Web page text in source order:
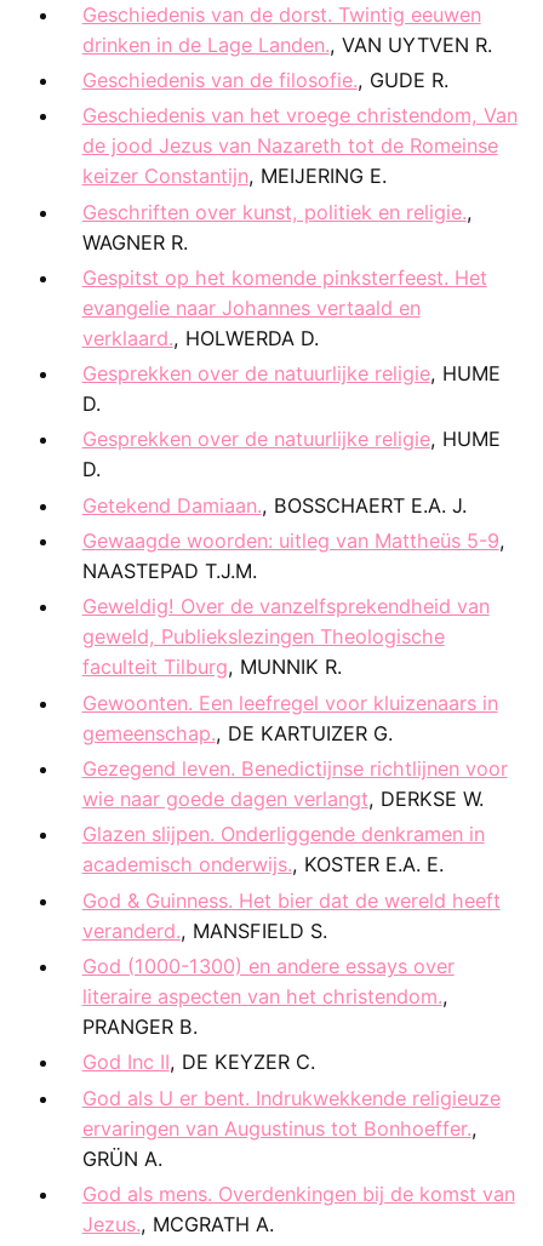
Geschiedenis van de dorst. Twintig eeuwen
drinken in de Lage Landen., VAN UYTVEN R.
Geschiedenis van de filosofie., GUDE R.
Geschiedenis van het vroege christendom, Van
de jood Jezus van Nazareth tot de Romeinse
keizer Constantijn, MEIJERING E.
Geschriften over kunst, politiek en religie.,
WAGNER R.
Gespitst op het komende pinksterfeest. Het
evangelie naar Johannes vertaald en
verklaard., HOLWERDA D.
Gesprekken over de natuurlijke religie, HUME
D.
Gesprekken over de natuurlijke religie, HUME
D.
Getekend Damiaan., BOSSCHAERT E.A. J.
Gewaagde woorden: uitleg van Mattheüs 5-9,
NAASTEPAD T.J.M.
Geweldig! Over de vanzelfsprekendheid van
geweld, Publiekslezingen Theologische
faculteit Tilburg, MUNNIK R.
Gewoonten. Een leefregel voor kluizenaars in
gemeenschap., DE KARTUIZER G.
Gezegend leven. Benedictijnse richtlijnen voor
wie naar goede dagen verlangt, DERKSE W.
Glazen slijpen. Onderliggende denkramen in
academisch onderwijs., KOSTER E.A. E.
God & Guinness. Het bier dat de wereld heeft
veranderd., MANSFIELD S.
God (1000-1300) en andere essays over
literaire aspecten van het christendom.,
PRANGER B.
God Inc II, DE KEYZER C.
God als U er bent. Indrukwekkende religieuze
ervaringen van Augustinus tot Bonhoeffer.,
GRÜN A.
God als mens. Overdenkingen bij de komst van
Jezus., MCGRATH A.